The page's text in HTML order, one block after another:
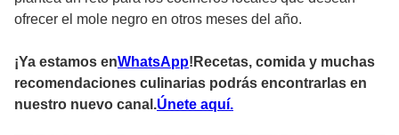
ofrecer el mole negro en otros meses del año.
¡Ya estamos enWhatsApp!Recetas, comida y muchas
recomendaciones culinarias podrás encontrarlas en
nuestro nuevo canal .Únete aquí.